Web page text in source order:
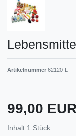
Artikelnummer 62120-L
99,00 EUR
Inhalt 1 Stück